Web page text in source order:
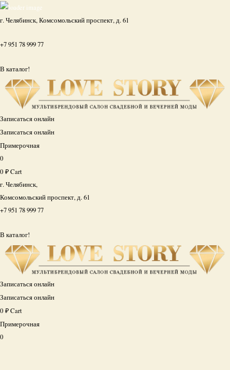
г. Челябинск, Комсомольский проспект, д. 61
+7 951 78 999 77
В каталог!
Записаться онлайн
Записаться онлайн
Примерочная
0
0 ₽Cart
г. Челябинск,
Комсомольский проспект, д. 61
+7 951 78 999 77
В каталог!
Записаться онлайн
Записаться онлайн
0 ₽Cart
Примерочная
0